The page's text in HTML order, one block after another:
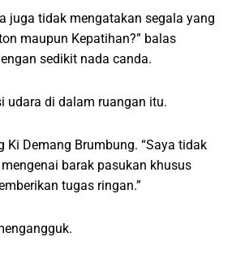
juga tidak mengatakan segala yang
maupun Kepatihan?” balas
sedikit nada canda.
udara di dalam ruangan itu.
Ki Demang Brumbung. “Saya tidak
barak pasukan khusus
tugas ringan.”